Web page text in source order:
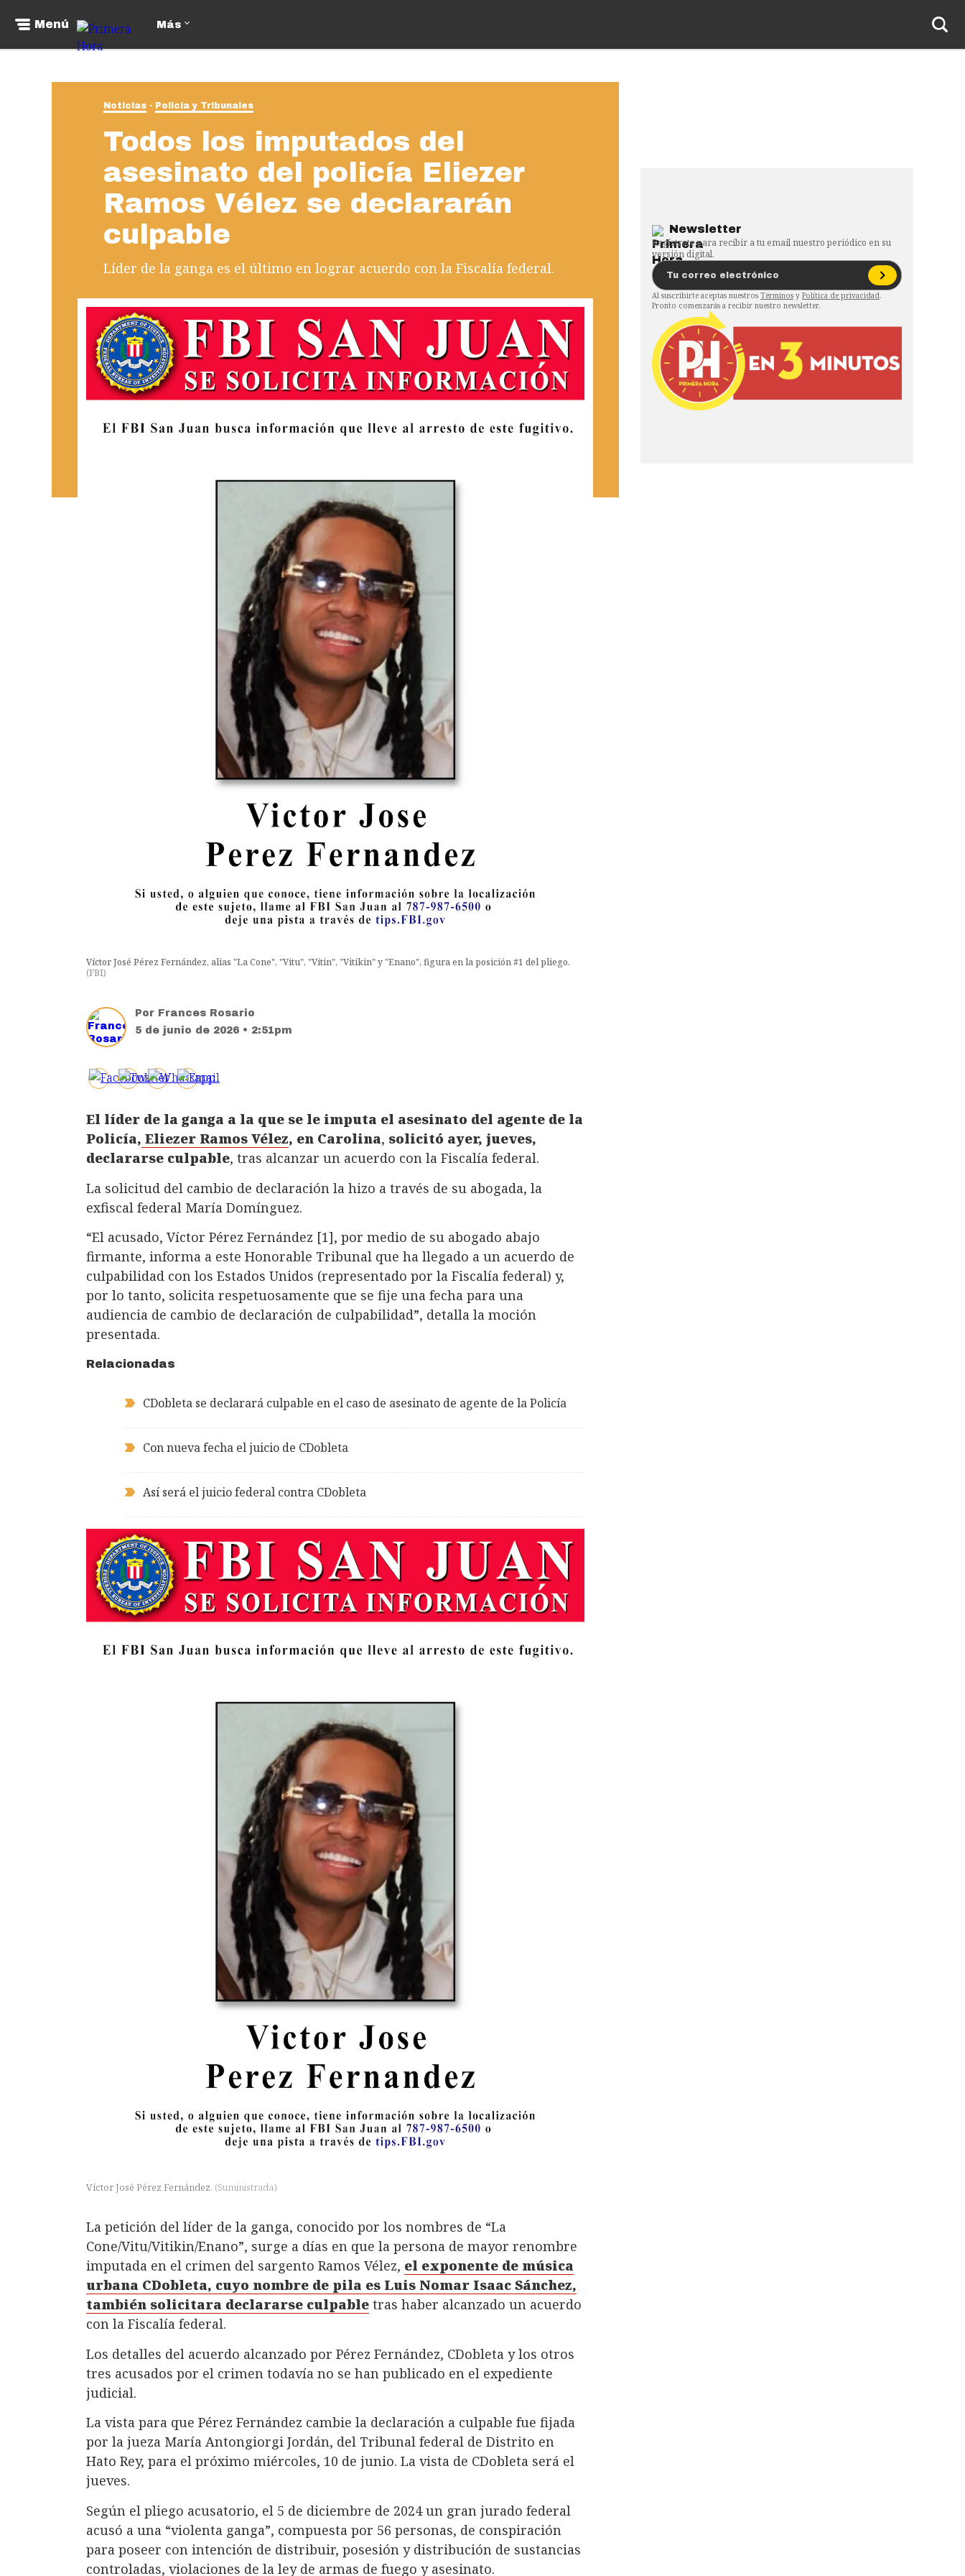
Menú Más
Noticias Policía y Tribunales
Todos los imputados del
asesinato del policía Eliezer
Ramos Vélez se declararán
culpable
Líder de la ganga es el último en lograr acuerdo con la Fiscalía federal.
Víctor José Pérez Fernández, alias "La Cone", "Vitu", "Vitin", "Vitikin" y "Enano", figura en la posición #1 del pliego.
(FBI)
Por Frances Rosario
5 de junio de 2026 • 2:51pm
El líder de la ganga a la que se le imputa el asesinato del agente de la
Policía, Eliezer Ramos Vélez, en Carolina, solicitó ayer, jueves,
declararse culpable, tras alcanzar un acuerdo con la Fiscalía federal.
La solicitud del cambio de declaración la hizo a través de su abogada, la
exfiscal federal María Domínguez.
“El acusado, Víctor Pérez Fernández [1], por medio de su abogado abajo
firmante, informa a este Honorable Tribunal que ha llegado a un acuerdo de
culpabilidad con los Estados Unidos (representado por la Fiscalía federal) y,
por lo tanto, solicita respetuosamente que se fije una fecha para una
audiencia de cambio de declaración de culpabilidad”, detalla la moción
presentada.
Relacionadas
CDobleta se declarará culpable en el caso de asesinato de agente de la Policía
Con nueva fecha el juicio de CDobleta
Así será el juicio federal contra CDobleta
Víctor José Pérez Fernández. (Suministrada)
La petición del líder de la ganga, conocido por los nombres de “La
Cone/Vitu/Vitikin/Enano”, surge a días en que la persona de mayor renombre
imputada en el crimen del sargento Ramos Vélez, el exponente de música
urbana CDobleta, cuyo nombre de pila es Luis Nomar Isaac Sánchez,
también solicitara declararse culpable tras haber alcanzado un acuerdo
con la Fiscalía federal.
Los detalles del acuerdo alcanzado por Pérez Fernández, CDobleta y los otros
tres acusados por el crimen todavía no se han publicado en el expediente
judicial.
La vista para que Pérez Fernández cambie la declaración a culpable fue fijada
por la jueza María Antongiorgi Jordán, del Tribunal federal de Distrito en
Hato Rey, para el próximo miércoles, 10 de junio. La vista de CDobleta será el
jueves.
Según el pliego acusatorio, el 5 de diciembre de 2024 un gran jurado federal
acusó a una “violenta ganga”, compuesta por 56 personas, de conspiración
para poseer con intención de distribuir, posesión y distribución de sustancias
controladas, violaciones de la ley de armas de fuego y asesinato.
Newsletter
Regístrate para recibir a tu email nuestro periódico en su
versión digital.
Al suscribirte aceptas nuestros Términos y Política de privacidad.
Pronto comenzarás a recibir nuestro newsletter.